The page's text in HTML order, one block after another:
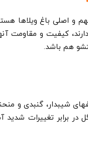
و اصلی باغ ویلاها
کیفیت و مقاومت
هم باشد.
گنبدی و منحنی
برابر تغییرات شدید